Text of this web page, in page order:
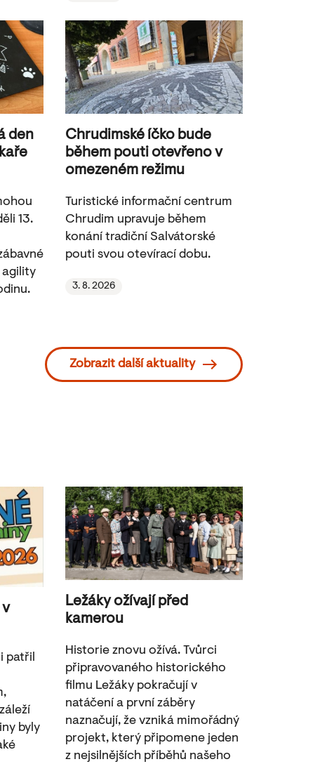
den
13.
agility
Chrudimské íčko bude
během pouti otevřeno v
omezeném režimu
Turistické informační centrum
Chrudim upravuje během
konání tradiční Salvátorské
pouti svou otevírací dobu.
3. 8. 2026
Zobrazit další aktuality
v
patřil
byly
Ležáky ožívají před
kamerou
Historie znovu ožívá. Tvůrci
připravovaného historického
filmu Ležáky pokračují v
natáčení a první záběry
naznačují, že vzniká mimořádný
projekt, který připomene jeden
z nejsilnějších příběhů našeho